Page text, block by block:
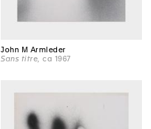
John M Armleder
Sans titre , ca 1967